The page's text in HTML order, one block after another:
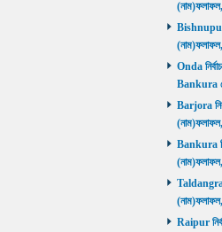
Bishnupur
Onda
Bankura
Barjora
Bankura
Taldangra
Raipur